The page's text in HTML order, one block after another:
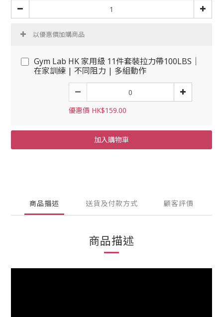
以優惠價加購商品
Gym Lab HK 家用級 11件套裝拉力帶100LBS｜
在家訓練 | 不同阻力 | 多組動作
優惠價 HK$159.00
加入購物車
商品描述 送貨及付款方式 顧客評價
商品描述